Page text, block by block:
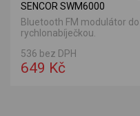
SENCOR SWM6000
Bluetooth FM modulátor do
rychlonabíječkou.
536 bez DPH
649 Kč